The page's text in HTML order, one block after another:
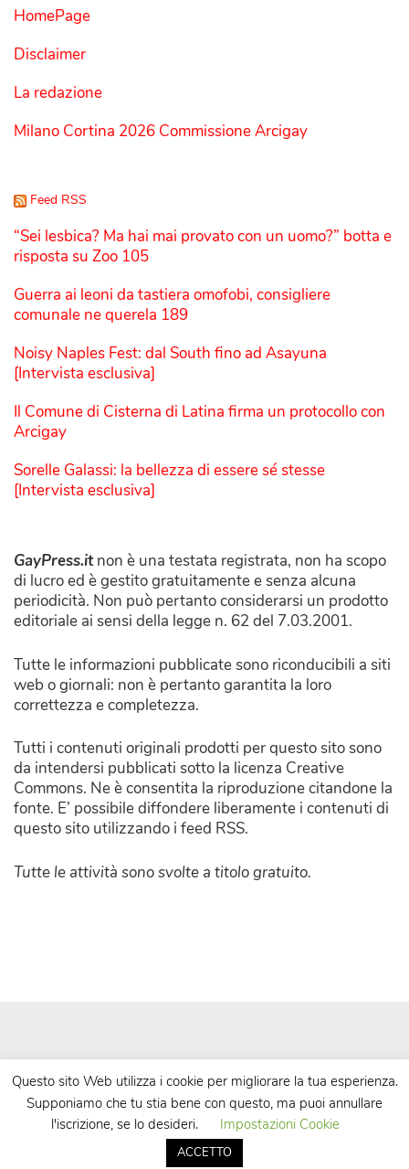
HomePage
Disclaimer
La redazione
Milano Cortina 2026 Commissione Arcigay
Feed RSS
“Sei lesbica? Ma hai mai provato con un uomo?” botta e
risposta su Zoo 105
Guerra ai leoni da tastiera omofobi, consigliere
comunale ne querela 189
Noisy Naples Fest: dal South fino ad Asayuna
[Intervista esclusiva]
Il Comune di Cisterna di Latina firma un protocollo con
Arcigay
Sorelle Galassi: la bellezza di essere sé stesse
[Intervista esclusiva]
GayPress.itnon è una testata registrata, non ha scopo
di lucro ed è gestito gratuitamente e senza alcuna
periodicità. Non può pertanto considerarsi un prodotto
editoriale ai sensi della legge n. 62 del 7.03.2001.
Tutte le informazioni pubblicate sono riconducibili a siti
web o giornali: non è pertanto garantita la loro
correttezza e completezza.
Tutti i contenuti originali prodotti per questo sito sono
da intendersi pubblicati sotto la licenza Creative
Commons. Ne è consentita la riproduzione citandone la
fonte. E’ possibile diffondere liberamente i contenuti di
questo sito utilizzando i feed RSS.
Tutte le attività sono svolte a titolo gratuito.
| Powered byWordPress| Theme byTheBootstrapThemes
Questo sito Web utilizza i cookie per migliorare la tua esperienza.
Supponiamo che tu stia bene con questo, ma puoi annullare
l'iscrizione, se lo desideri.
Impostazioni Cookie
ACCETTO